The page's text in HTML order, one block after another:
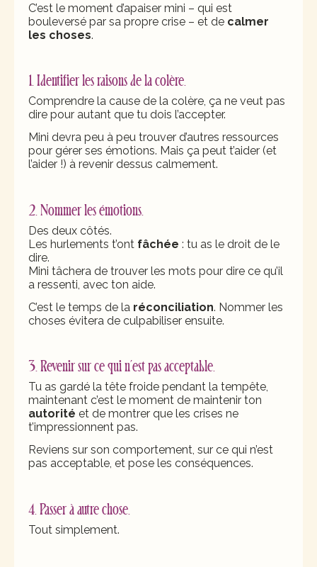
C’est le moment d’apaiser mini – qui est
bouleversé par sa propre crise – et de calmer
les choses.
1. Identifier les raisons de la colère.
Comprendre la cause de la colère, ça ne veut pas
dire pour autant que tu dois l’accepter.
Mini devra peu à peu trouver d’autres ressources
pour gérer ses émotions. Mais ça peut t’aider (et
l’aider !) à revenir dessus calmement.
2. Nommer les émotions
Des deux côtés.
Les hurlements t’ont fâchée : tu as le droit de le
dire.
Mini tâchera de trouver les mots pour dire ce qu’il
a ressenti, avec ton aide.
C’est le temps de la réconciliation. Nommer les
choses évitera de culpabiliser ensuite.
3. Revenir sur ce qui n’est pas acceptable.
Tu as gardé la tête froide pendant la tempête,
maintenant c’est le moment de maintenir ton
autorité et de montrer que les crises ne
t’impressionnent pas.
Reviens sur son comportement, sur ce qui n’est
pas acceptable, et pose les conséquences.
4. Passer à autre chose.
Tout simplement.